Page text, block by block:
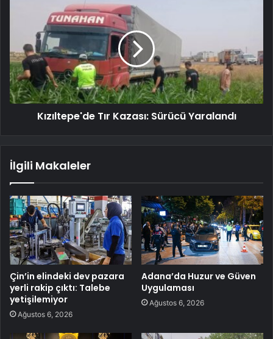
Kızıltepe'de Tır Kazası: Sürücü Yaralandı
İlgili Makaleler
Çin’in elindeki dev pazara
yerli rakip çıktı: Talebe
yetişilemiyor
Ağustos 6, 2026
Adana’da Huzur ve Güven
Uygulaması
Ağustos 6, 2026